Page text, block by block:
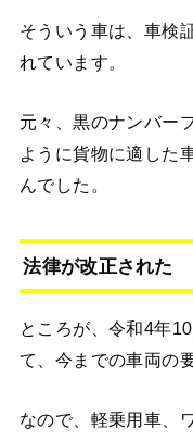
そういう車は、車検
れています。
元々、黒のナンバー
ように貨物に適した
んでした。
法律が改正された
ところが、令和4年
て、今までの車両の
なので、軽乗用車、